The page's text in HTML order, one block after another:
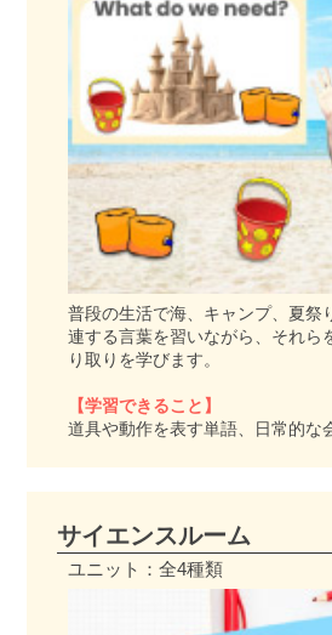
普段の生活で海、キャンプ、夏祭
連する言葉を習いながら、それら
り取りを学びます。
【学習できること】
道具や動作を表す単語、日常的な
サイエンスルーム
ユニット：全4種類